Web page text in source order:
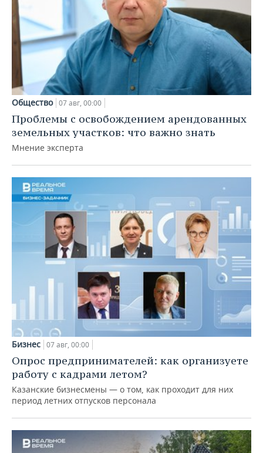
Общество 07 авг, 00:00
Проблемы с освобождением арендованных
земельных участков: что важно знать
Мнение эксперта
Бизнес 07 авг, 00:00
Опрос предпринимателей: как организуете
работу с кадрами летом?
Казанские бизнесмены — о том, как проходит для них
период летних отпусков персонала